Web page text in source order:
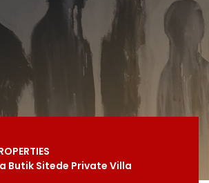
Butik Sitede Private Villa